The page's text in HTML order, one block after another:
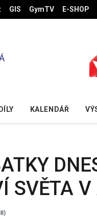
GIS GymTV E-SHOP
KALENDÁŘ
SVĚTA